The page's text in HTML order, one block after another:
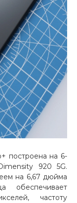
25
раз в 2
построена на 6-
920 5G.
на 6,67 дюйма
обеспечивает
частоту